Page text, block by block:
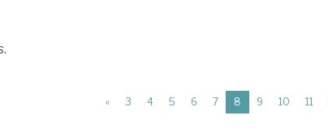
« 3 4 5 6 7 8 (current)
9 10 11